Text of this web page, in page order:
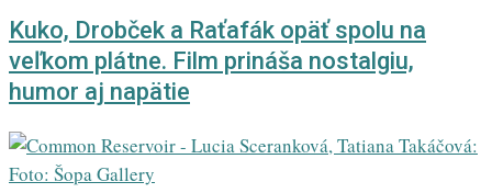
Kuko, Drobček a Raťafák opäť spolu na
veľkom plátne. Film prináša nostalgiu,
humor aj napätie